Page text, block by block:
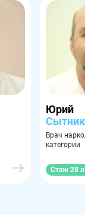
Юрий
Врач
категории
Стаж 28